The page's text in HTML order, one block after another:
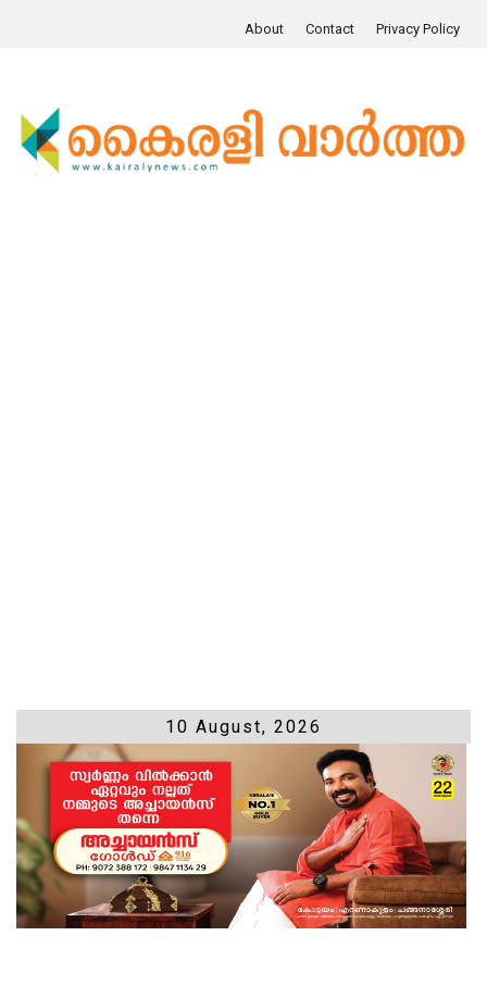
About Contact Privacy Policy
10 August, 2026